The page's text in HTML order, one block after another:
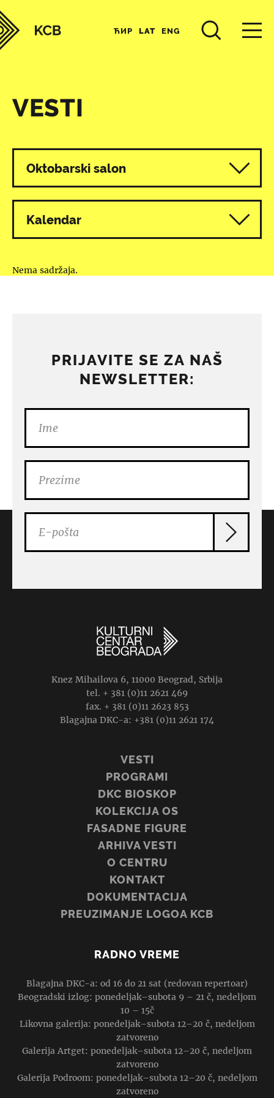
ЋИР LAT ENG
VESTI
Svi programi
Oktobarski salon
Kalendar
Nema sadržaja.
PRIJAVITE SE ZA NAŠ
NEWSLETTER:
Knez Mihailova 6, 11000 Beograd, Srbija
tel. + 381 (0)11 2621 469
fax. + 381 (0)11 2623 853
Blagajna DKC-a: +381 (0)11 2621 174
VESTI
PROGRAMI
DKC BIOSKOP
KOLEKCIJA OS
FASADNE FIGURE
ARHIVA VESTI
O CENTRU
KONTAKT
DOKUMENTACIJA
PREUZIMANJE LOGOA KCB
RADNO VREME
Blagajna DKC-a: od 16 do 21 sat (redovan repertoar)
Beogradski izlog: ponedeljak–subota 9 – 21 č, nedeljom
10 – 15č
Likovna galerija: ponedeljak–subota 12–20 č, nedeljom
zatvoreno
Galerija Artget: ponedeljak–subota 12–20 č, nedeljom
zatvoreno
Galerija Podroom: ponedeljak–subota 12–20 č, nedeljom
zatvoreno